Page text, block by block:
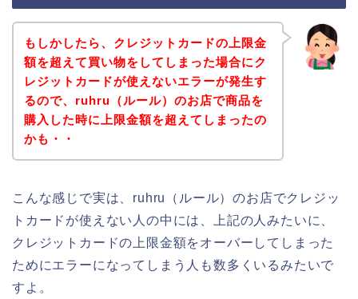
もしかしたら、クレジットカードの上限金
額を超えて買い物をしてしまった場合にク
レジットカードが使えないエラーが発生す
るので、ruhru（ルール）のお店で商品を
購入した時に上限金額を超えてしまったの
かも・・
こんな感じで実は、ruhru（ルール）のお店でクレジッ
トカードが使えない人の中には、上記の人みたいに、
クレジットカードの上限金額をオーバーしてしまった
ためにエラーになってしまう人も数多くいるみたいで
すよ。